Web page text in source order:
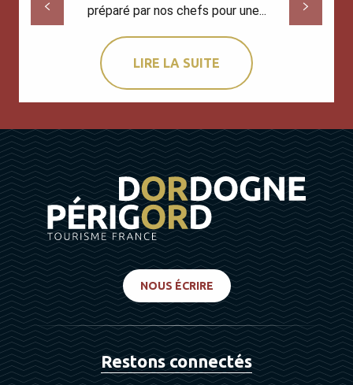
préparé par nos chefs pour une...
LIRE LA SUITE
NOUS ÉCRIRE
Restons connectés